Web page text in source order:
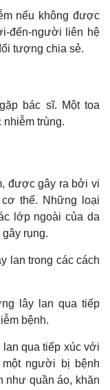
nếu không được
đến-người liên hệ
tượng chia sẻ.
bác sĩ. Một toa
nhiễm trùng.
được gây ra bởi vi
thể. Những loại
lớp ngoài của da
rụng.
lan trong các cách
lây lan qua tiếp
bệnh.
qua tiếp xúc với
người bị bệnh
như quần áo, khăn